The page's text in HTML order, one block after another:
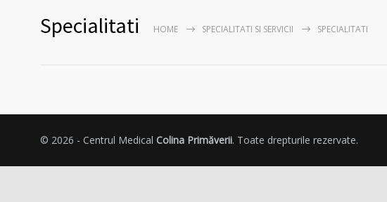
Specialitati HOME SPECIALITATI SI SERVICII SPECIALITATI
© 2026 - Centrul Medical Colina Primăverii. Toate drepturile rezervate.